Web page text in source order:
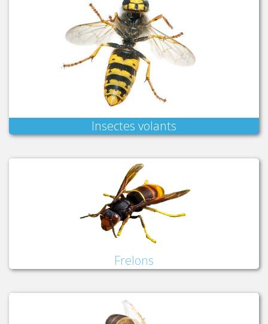
Insectes volants
Frelons